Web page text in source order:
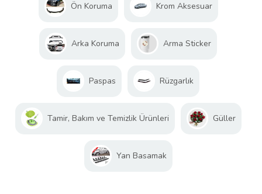
Ön Koruma Krom Aksesuar
Arka Koruma Arma Sticker
Paspas Rüzgarlık
Tamir, Bakım ve Temizlik Ürünleri Güller
Yan Basamak